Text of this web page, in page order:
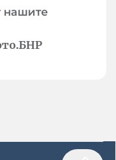
нашите